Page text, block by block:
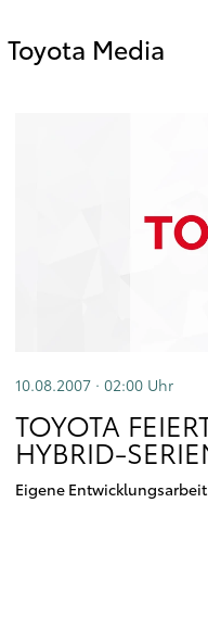
Toyota Media
10.08.2007 · 02:00 Uhr
TOYOTA
HYBRID-
Eigene